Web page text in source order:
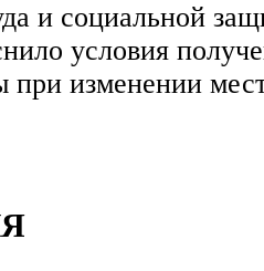
и социальной
условия
при изменении